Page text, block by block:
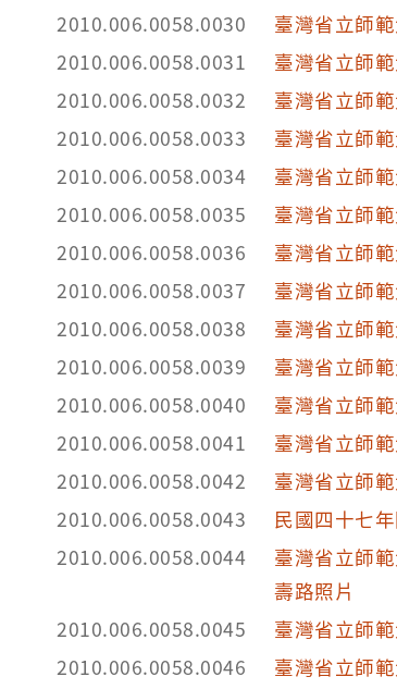
2010.006.0058.0030
臺灣省立師
2010.006.0058.0031
臺灣省立師
2010.006.0058.0032
臺灣省立師
2010.006.0058.0033
臺灣省立師
2010.006.0058.0034
臺灣省立師
2010.006.0058.0035
臺灣省立師
2010.006.0058.0036
臺灣省立師
2010.006.0058.0037
臺灣省立師
2010.006.0058.0038
臺灣省立師
2010.006.0058.0039
臺灣省立師
2010.006.0058.0040
臺灣省立師
2010.006.0058.0041
臺灣省立師
2010.006.0058.0042
臺灣省立師
2010.006.0058.0043
民國四十七
2010.006.0058.0044
臺灣省立師
壽路照片
2010.006.0058.0045
臺灣省立師
2010.006.0058.0046
臺灣省立師